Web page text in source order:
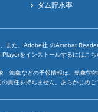
ダム貯水率
また、Adobe社 のAcrobat
Playerをインストールするには こち
海象などの予報情報は、気象
責任を持ちません。あらかじめ